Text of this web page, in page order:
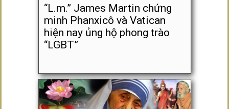
“L.m.” James Martin chứng
minh Phanxicô và Vatican
hiện nay ủng hộ phong trào
“LGBT”